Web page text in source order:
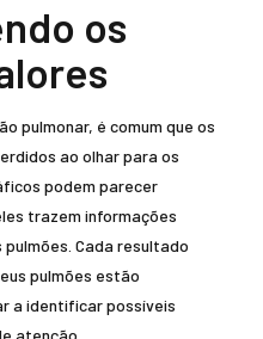
os
pulmonar, é comum que os
ao olhar para os
podem parecer
trazem informações
Cada resultado
pulmões estão
a identificar possíveis
atenção.